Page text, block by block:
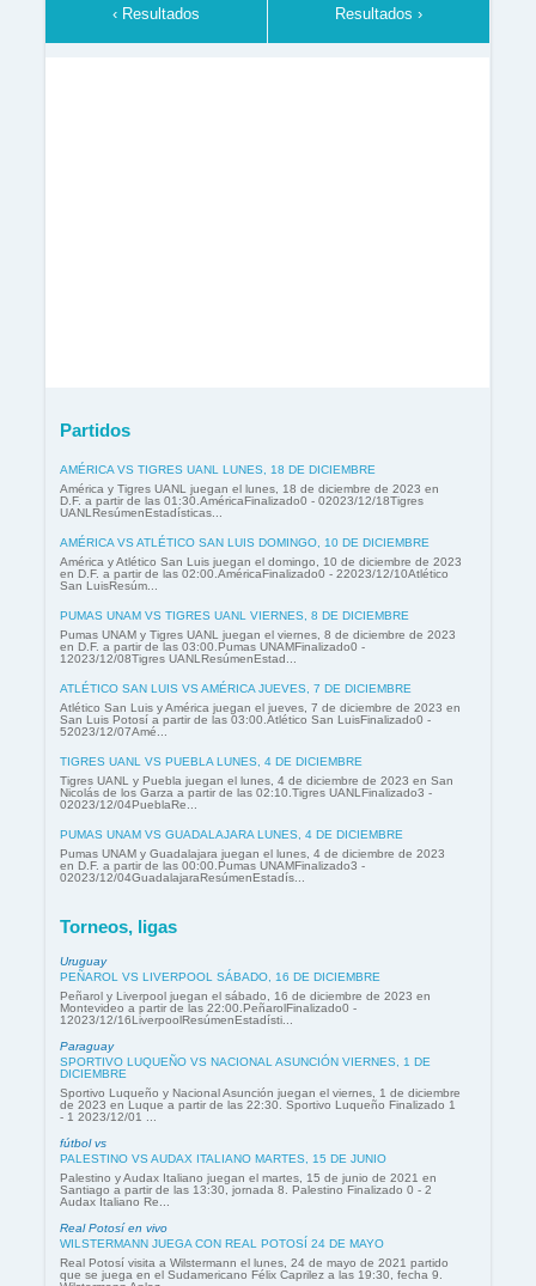
‹ Resultados Resultados ›
Partidos
AMÉRICA VS TIGRES UANL LUNES, 18 DE DICIEMBRE
América y Tigres UANL juegan el lunes, 18 de diciembre de 2023 en
D.F. a partir de las 01:30.AméricaFinalizado0 - 02023/12/18Tigres
UANLResúmenEstadísticas...
AMÉRICA VS ATLÉTICO SAN LUIS DOMINGO, 10 DE DICIEMBRE
América y Atlético San Luis juegan el domingo, 10 de diciembre de 2023
en D.F. a partir de las 02:00.AméricaFinalizado0 - 22023/12/10Atlético
San LuisResúm...
PUMAS UNAM VS TIGRES UANL VIERNES, 8 DE DICIEMBRE
Pumas UNAM y Tigres UANL juegan el viernes, 8 de diciembre de 2023
en D.F. a partir de las 03:00.Pumas UNAMFinalizado0 -
12023/12/08Tigres UANLResúmenEstad...
ATLÉTICO SAN LUIS VS AMÉRICA JUEVES, 7 DE DICIEMBRE
Atlético San Luis y América juegan el jueves, 7 de diciembre de 2023 en
San Luis Potosí a partir de las 03:00.Atlético San LuisFinalizado0 -
52023/12/07Amé...
TIGRES UANL VS PUEBLA LUNES, 4 DE DICIEMBRE
Tigres UANL y Puebla juegan el lunes, 4 de diciembre de 2023 en San
Nicolás de los Garza a partir de las 02:10.Tigres UANLFinalizado3 -
02023/12/04PueblaRe...
PUMAS UNAM VS GUADALAJARA LUNES, 4 DE DICIEMBRE
Pumas UNAM y Guadalajara juegan el lunes, 4 de diciembre de 2023
en D.F. a partir de las 00:00.Pumas UNAMFinalizado3 -
02023/12/04GuadalajaraResúmenEstadís...
Torneos, ligas
Uruguay
PEÑAROL VS LIVERPOOL SÁBADO, 16 DE DICIEMBRE
Peñarol y Liverpool juegan el sábado, 16 de diciembre de 2023 en
Montevideo a partir de las 22:00.PeñarolFinalizado0 -
12023/12/16LiverpoolResúmenEstadísti...
Paraguay
SPORTIVO LUQUEÑO VS NACIONAL ASUNCIÓN VIERNES, 1 DE
DICIEMBRE
Sportivo Luqueño y Nacional Asunción juegan el viernes, 1 de diciembre
de 2023 en Luque a partir de las 22:30. Sportivo Luqueño Finalizado 1
- 1 2023/12/01 ...
fútbol vs
PALESTINO VS AUDAX ITALIANO MARTES, 15 DE JUNIO
Palestino y Audax Italiano juegan el martes, 15 de junio de 2021 en
Santiago a partir de las 13:30, jornada 8. Palestino Finalizado 0 - 2
Audax Italiano Re...
Real Potosí en vivo
WILSTERMANN JUEGA CON REAL POTOSÍ 24 DE MAYO
Real Potosí visita a Wilstermann el lunes, 24 de mayo de 2021 partido
que se juega en el Sudamericano Félix Caprilez a las 19:30, fecha 9.